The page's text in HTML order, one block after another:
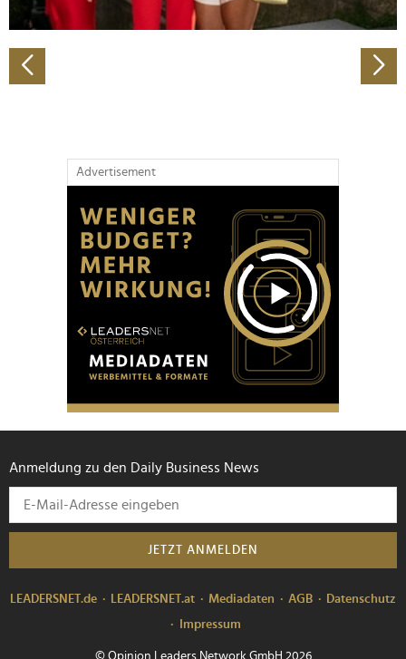
Partner führen diese Informationen möglicherweise mit
haben oder die sie im Rahmen Ihrer Nutzung der Dienste
gesammelt haben.
Advertisement
Anmeldung zu den Daily Business News
JETZT ANMELDEN
LEADERSNET.de LEADERSNET.at Mediadaten AGB
Datenschutz
Impressum